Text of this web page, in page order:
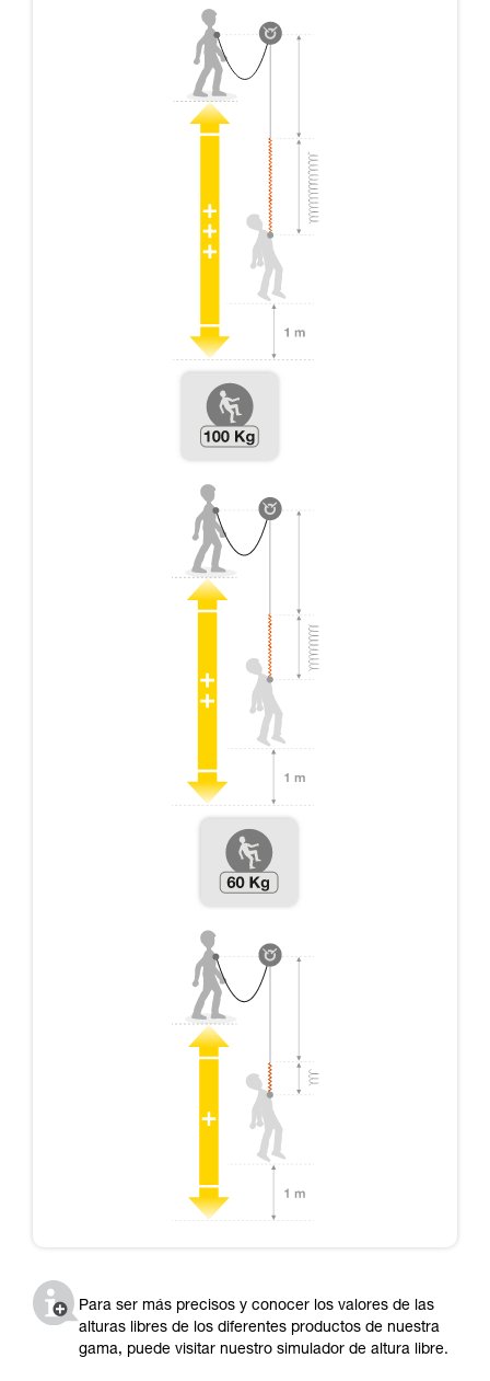
Para ser más precisos y conocer los valores de las
alturas libres de los diferentes productos de nuestra
gama, puede visitar nuestro simulador de altura libre.